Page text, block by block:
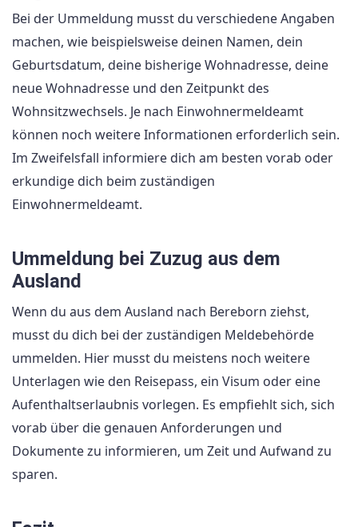
Bei der Ummeldung musst du verschiedene Angaben
machen, wie beispielsweise deinen Namen, dein
Geburtsdatum, deine bisherige Wohnadresse, deine
neue Wohnadresse und den Zeitpunkt des
Wohnsitzwechsels. Je nach Einwohnermeldeamt
können noch weitere Informationen erforderlich sein.
Im Zweifelsfall informiere dich am besten vorab oder
erkundige dich beim zuständigen
Einwohnermeldeamt.
Ummeldung bei Zuzug aus dem
Ausland
Wenn du aus dem Ausland nach Bereborn ziehst,
musst du dich bei der zuständigen Meldebehörde
ummelden. Hier musst du meistens noch weitere
Unterlagen wie den Reisepass, ein Visum oder eine
Aufenthaltserlaubnis vorlegen. Es empfiehlt sich, sich
vorab über die genauen Anforderungen und
Dokumente zu informieren, um Zeit und Aufwand zu
sparen.